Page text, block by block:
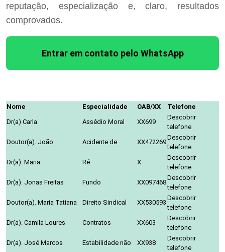
reputação, especialização e, claro, resultados
comprovados.
Entrar em contato pelo WhatsApp
Nome Especialidade OAB/XX
Telefone
Dr(a) Carla
Assédio Moral XX699
Descobrir
telefone
Doutor(a). João
Acidente de XX472269
Descobrir
telefone
Dr(a). Maria
Ré X
Descobrir
telefone
Dr(a). Jonas Freitas
Fundo XX097468
Descobrir
telefone
Doutor(a). Maria Tatiana
Direito Sindical XX530593
Descobrir
telefone
Dr(a). Camila Loures
Contratos XX603
Descobrir
telefone
Dr(a). José Marcos
Estabilidade não XX938
Descobrir
telefone